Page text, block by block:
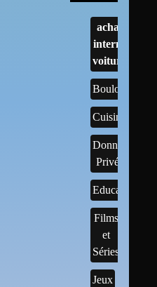
achats
internet
voitures
Boulots
Cuisine
Données
Privées
Educatif
Films
et
Séries
Jeux